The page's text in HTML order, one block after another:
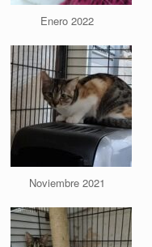
Enero 2022
Noviembre 2021